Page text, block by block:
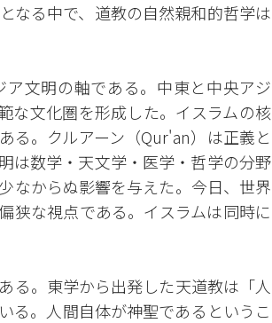
なる中で、道教の自然親和的哲学は
文明の軸である。中東と中央アジ
な文化圏を形成した。イスラムの核
る。クルアーン（Qur'an）は正義と
は数学・天文学・医学・哲学の分野
なからぬ影響を与えた。今日、世界
狭な視点である。イスラムは同時に
る。東学から出発した天道教は「人
る。人間自体が神聖であるというこ